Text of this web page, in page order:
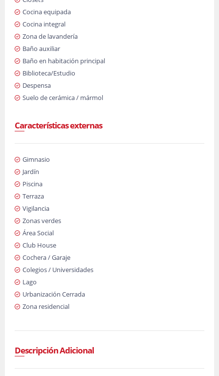
Cocina equipada
Cocina integral
Zona de lavandería
Baño auxiliar
Baño en habitación principal
Biblioteca/Estudio
Despensa
Suelo de cerámica / mármol
Características externas
Gimnasio
Jardín
Piscina
Terraza
Vigilancia
Zonas verdes
Área Social
Club House
Cochera / Garaje
Colegios / Universidades
Lago
Urbanización Cerrada
Zona residencial
Descripción Adicional